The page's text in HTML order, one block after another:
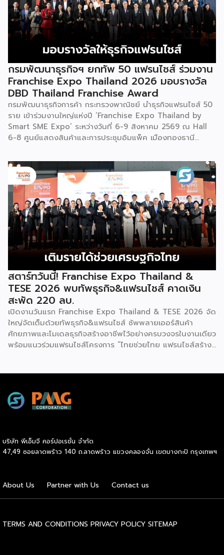
Innovative House ซึ่งมีเป้าหมายชัดเจน คือการแนะแนวและ
สนับสนุนให้ผู้ประกอบการนำนวัตกรรมที่ต่อยอดมาจากงานวิจัย
ไปพัฒนาต่อจนสามารถขายได้จริงในเชิงพาณิชย์ ไม่ใช่แค่งาน
วิจัยที่อยู่ในห้องแล็บ โดยสินค้าที่นำมาโชว์ในบูธจึงเป็นผลิตภัณฑ์
ที่ “พร้อมขาย” แล้วจริงๆ บางแบรนด์ขายออนไลน์ บางแบรนด์
ขายเฉพาะหน้าร้าน นอกจากนี้ ยังมีการสาธิตนำผลิตภัณฑ์ไป
แปรรูปเป็นเมนูอาหาร-เครื่องดื่มให้ผู้ร่วมงานเห็นวิธีใช้งานจริง
โดยนำ ‘น้ำผึ้ง’ ที่ไม่ได้นำมาวางขายแบบเดิม ๆ แต่แปรรูปเป็น
เครื่องดื่มสเลอปี้ให้ผู้ร่วมงานได้ชิมสดๆ หน้าบูธ เพื่อดึงดูดและ
สร้างประสบการณ์ให้คนในงานได้ทดลองสัมผัสสินค้าจริง และหาก
ใครสนใจก็สามารถซื้อ หัวเชื้อ กลับไปทำเครื่องดื่มต่อเองที่บ้านได้
เช่นกัน […]
กรมพัฒนาธุรกิจฯ ยกทัพ 50 แฟรนไชส์ ร่วมงาน
Franchise Expo Thailand 2026 มอบรางวัล
DBD Thailand Franchise Award
กรมพัฒนาธุรกิจการค้า กระทรวงพาณิชย์ นำธุรกิจแฟรนไชส์ 50
ราย เข้าร่วมงานใหญ่แห่งปี ‘Franchise Expo Thailand by
Smart SME Expo’ ระหว่างวันที่ 6-9 สิงหาคม 2569 ณ Hall
6-8 ศูนย์แสดงสินค้าและการประชุมอิมแพ็ค เมืองทองธานี
2026 ให้แก่ผู้ประกอบธุรกิจแฟรนไชส์ที่อยู่ในการส่งเสริมสนับสนุน
ของกรมฯ นายพูนพงษ์ นัยนาภากรณ์ อธิบดีกรมพัฒนาธุรกิจ
การค้า กระทรวงพาณิชย์ เปิดเผยภายหลังเป็นประธานเปิดงาน
“งานแฟรนไชส์ เอ็กซ์โป ไทยแลนด์ บาย สมาร์ท เอสเอ็มอี เอ็กซ์
โป (Franchise Expo Thailand by Smart SME Expo)” ซึ่ง
เป็นงานแสดงธุรกิจแฟรนไชส์ชั้นนำที่จัดขึ้นโดย บริษัท พีเอ็มจี
คอร์ปอเรชัน จำกัด เพื่อยกระดับศักยภาพของผู้ประกอบการและ
เจ้าของธุรกิจที่ต้องการขยายกิจการผ่านระบบแฟรนไชส์ […]
สตาร์ทวันนี้! Franchise Expo Thailand &
TESE 2026 พบทัพธุรกิจ&แฟรนไชส์ คาดเงิน
สะพัด 220 ลบ.
เปิดงานวันแรก Franchise Expo Thailand & TESE 2026 จัด
ใหญ่จัดเต็มด้วยทัพธุรกิจ&แฟรนไชส์ ซัพพลายเออร์สินค้า
ศักยภาพและโมเดลธุรกิจสร้างอาชีพไว้อย่างครบวงจรในงานเดียว
พร้อมแนวร่วมแฟรนไชส์โครงการ “ไทยช่วยไทย แฟรนไชส์สร้าง
ความรู้โดยผู้ทรงคุณวุฒิคับคั่ง และกิจกรรมเจรจาจับคู่ธุรกิจทั้งใน
และต่างประเทศ งานจัดต่อเนื่องระหว่างวันที่ 6-9 สิงหาคมนี้ ที่
ธุรกิจการค้า กระทรวงพาณิชย์ กล่าวว่า งาน ” Franchise Expo
Thailand & Thailand E-Commerce Selection Expo
บริษัท พีเอ็มจี คอร์ปอเรชั่น จำกัด
47,49 ซอยลาดพร้าว 140 ถ.ลาดพร้าว แขวงคลองจั่น เขตบางกะปิ กรุงเทพฯ
About Us Partner with Us Contact us
TERMS AND CONDITIONS PRIVACY POLICY SITEMAP